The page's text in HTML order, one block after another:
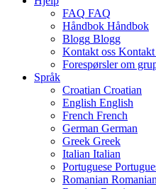
FAQ FAQ
Håndbok Håndbok
Blogg Blogg
Kontakt oss Kontakt
Forespørsler om
Språk
Croatian Croatian
English English
French French
German German
Greek Greek
Italian Italian
Portuguese
Romanian Romanian